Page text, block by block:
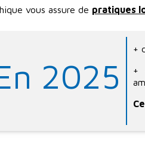
vous assure de pratiques
2025
+
+